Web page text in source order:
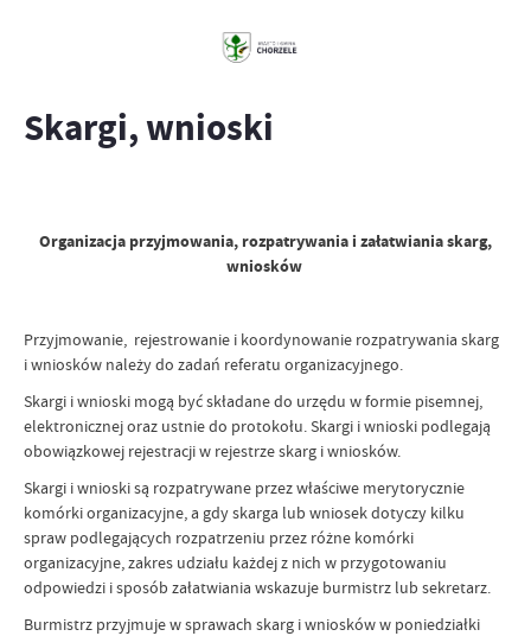
Skargi, wnioski
Organizacja przyjmowania, rozpatrywania i załatwiania skarg,
wniosków
Przyjmowanie, rejestrowanie i koordynowanie rozpatrywania skarg
i wniosków należy do zadań referatu organizacyjnego.
Skargi i wnioski mogą być składane do urzędu w formie pisemnej,
elektronicznej oraz ustnie do protokołu. Skargi i wnioski podlegają
obowiązkowej rejestracji w rejestrze skarg i wniosków.
Skargi i wnioski są rozpatrywane przez właściwe merytorycznie
komórki organizacyjne, a gdy skarga lub wniosek dotyczy kilku
spraw podlegających rozpatrzeniu przez różne komórki
organizacyjne, zakres udziału każdej z nich w przygotowaniu
odpowiedzi i sposób załatwiania wskazuje burmistrz lub sekretarz.
Burmistrz przyjmuje w sprawach skarg i wniosków w poniedziałki